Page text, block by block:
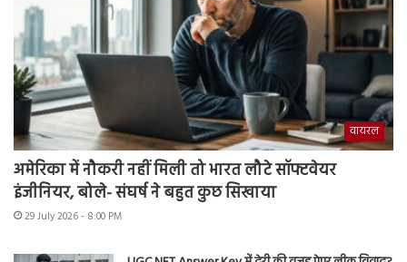
वायरल
अमेरिका में नौकरी नहीं मिली तो भारत लौटे सॉफ्टवेयर
इंजीनियर, बोले- संघर्ष ने बहुत कुछ सिखाया
29 July 2026 - 8:00 PM